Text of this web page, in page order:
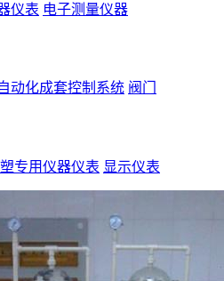
仪表 电子测量仪器
动化成套控制系统 阀门
专用仪器仪表 显示仪表